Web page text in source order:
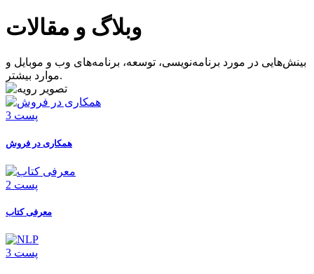
وبلاگ و مقالات
بینش‌هایی در مورد برنامه‌نویسی، توسعه، برنامه‌های وب و موبایل و
موارد بیشتر.
3 پست
همکاری در فروش
2 پست
معرفی کتاب
3 پست